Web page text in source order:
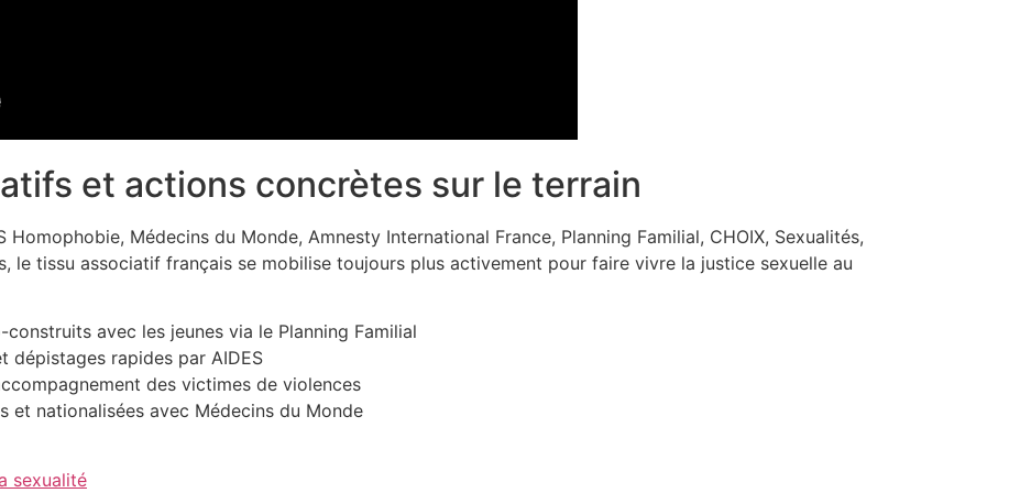
et actions concrètes sur le terrain
Homophobie, Médecins du Monde, Amnesty International France, Planning Familial, CHOIX, Sexualités,
le tissu associatif français se mobilise toujours plus activement pour faire vivre la justice sexuelle au
avec les jeunes via le Planning Familial
dépistages rapides par AIDES
des victimes de violences
et nationalisées avec Médecins du Monde
sexualité